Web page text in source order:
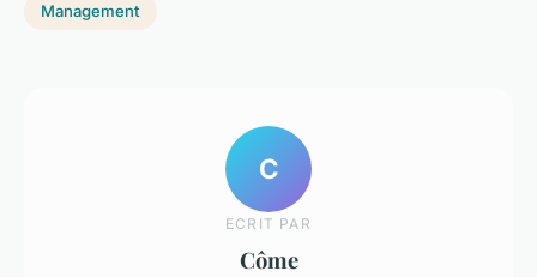
Management
C
ECRIT PAR
Côme